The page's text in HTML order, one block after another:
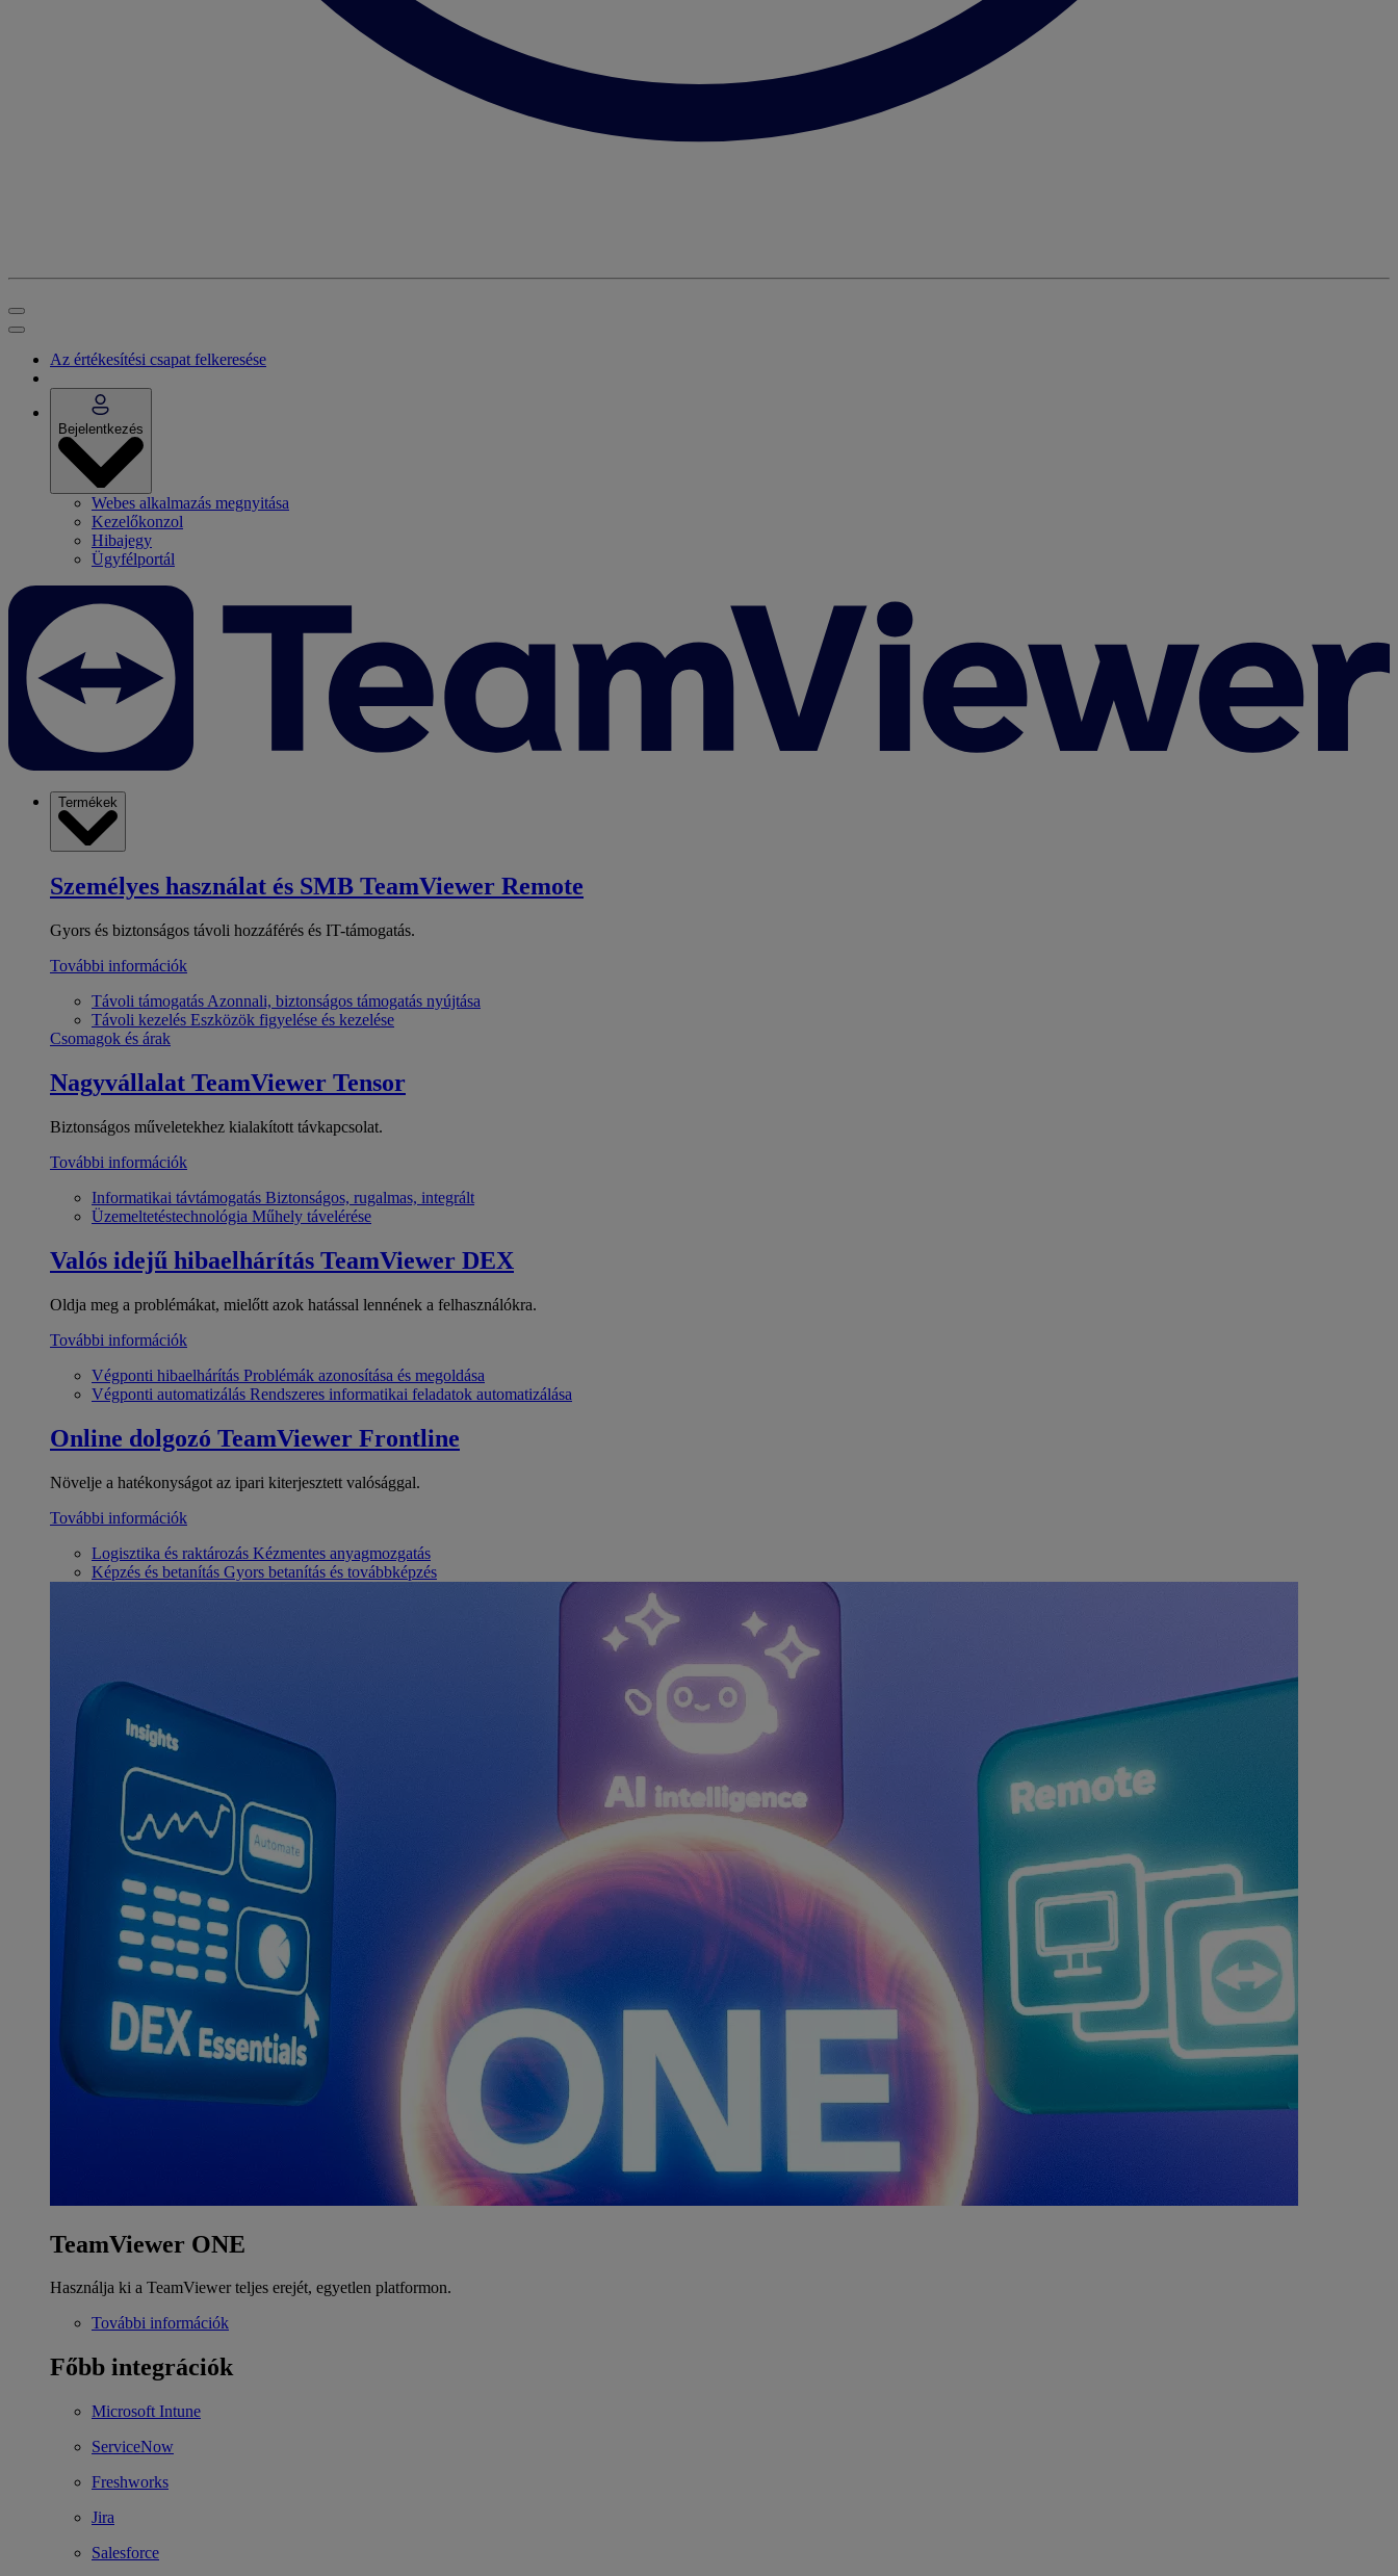
Az értékesítési csapat felkeresése
Bejelentkezés
Webes alkalmazás megnyitása
Kezelőkonzol
Hibajegy
Ügyfélportál
Termékek
Személyes használat és SMB TeamViewer Remote
Gyors és biztonságos távoli hozzáférés és IT-támogatás.
További információk
Távoli támogatás Azonnali, biztonságos támogatás nyújtása
Távoli kezelés Eszközök figyelése és kezelése
Csomagok és árak
Nagyvállalat TeamViewer Tensor
Biztonságos műveletekhez kialakított távkapcsolat.
További információk
Informatikai távtámogatás Biztonságos, rugalmas, integrált
Üzemeltetéstechnológia Műhely távelérése
Valós idejű hibaelhárítás TeamViewer DEX
Oldja meg a problémákat, mielőtt azok hatással lennének a felhasználókra.
További információk
Végponti hibaelhárítás Problémák azonosítása és megoldása
Végponti automatizálás Rendszeres informatikai feladatok automatizálása
Online dolgozó TeamViewer Frontline
Növelje a hatékonyságot az ipari kiterjesztett valósággal.
További információk
Logisztika és raktározás Kézmentes anyagmozgatás
Képzés és betanítás Gyors betanítás és továbbképzés
TeamViewer ONE
Használja ki a TeamViewer teljes erejét, egyetlen platformon.
További információk
Főbb integrációk
Microsoft Intune
ServiceNow
Freshworks
Jira
Salesforce